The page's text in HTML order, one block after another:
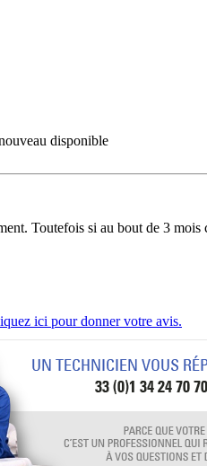
disponible
Toutefois si au bout de 3
ici pour donner votre avis.